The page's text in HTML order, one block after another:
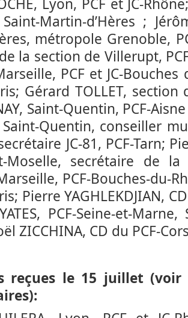
Lyon, PCF et JC-
Saint-Martin-d’Hères ;
métropole Grenoble,
la section de Villerupt,
PCF et JC-
Gérard TOLLET, section
Saint-Quentin, PCF-
Saint-Quentin, conseiller
JC-81, PCF-Tarn;
Moselle, secrétaire de
PCF-Bouches-du-
Pierre YAGHLEKDJIAN,
PCF-Seine-et-
ZICCHINA, CD du PCF-
reçues le 15 juillet